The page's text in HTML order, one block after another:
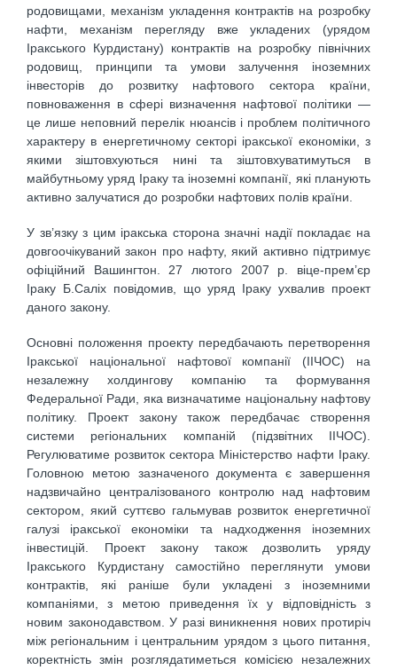
родовищами, механізм укладення контрактів на розробку
нафти, механізм перегляду вже укладених (урядом
Іракського Курдистану) контрактів на розробку північних
родовищ, принципи та умови залучення іноземних
інвесторів до розвитку нафтового сектора країни,
повноваження в сфері визначення нафтової політики —
це лише неповний перелік нюансів і проблем політичного
характеру в енергетичному секторі іракської економіки, з
якими зіштовхуються нині та зіштовхуватимуться в
майбутньому уряд Іраку та іноземні компанії, які планують
активно залучатися до розробки нафтових полів країни.
У зв’язку з цим іракська сторона значні надії покладає на
довгоочікуваний закон про нафту, який активно підтримує
офіційний Вашингтон. 27 лютого 2007 р. віце-прем’єр
Іраку Б.Саліх повідомив, що уряд Іраку ухвалив проект
даного закону.
Основні положення проекту передбачають перетворення
Іракської національної нафтової компанії (ІІЧОС) на
незалежну холдингову компанію та формування
Федеральної Ради, яка визначатиме національну нафтову
політику. Проект закону також передбачає створення
системи регіональних компаній (підзвітних ІІЧОС).
Регулюватиме розвиток сектора Міністерство нафти Іраку.
Головною метою зазначеного документа є завершення
надзвичайно централізованого контролю над нафтовим
сектором, який суттєво гальмував розвиток енергетичної
галузі іракської економіки та надходження іноземних
інвестицій. Проект закону також дозволить уряду
Іракського Курдистану самостійно переглянути умови
контрактів, які раніше були укладені з іноземними
компаніями, з метою приведення їх у відповідність з
новим законодавством. У разі виникнення нових протиріч
між регіональним і центральним урядом з цього питання,
коректність змін розглядатиметься комісією незалежних